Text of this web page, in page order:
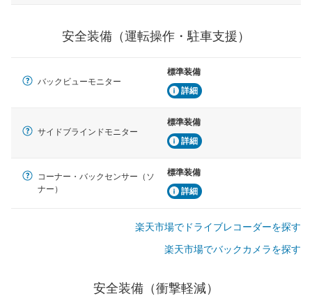
安全装備（運転操作・駐車支援）
バックビューモニター
標準装備
詳細
サイドブラインドモニター
標準装備
詳細
コーナー・バックセンサー（ソ
ナー）
標準装備
詳細
楽天市場でドライブレコーダーを探す
楽天市場でバックカメラを探す
安全装備（衝撃軽減）